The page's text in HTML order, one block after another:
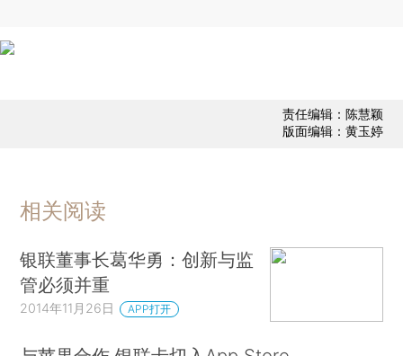
责任编辑：陈慧颖
版面编辑：黄玉婷
相关阅读
银联董事长葛华勇：创新与监
管必须并重
2014年11月26日 APP打开